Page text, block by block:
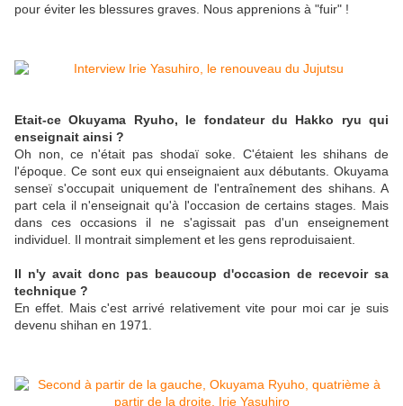
pour éviter les blessures graves. Nous apprenions à "fuir" !
Etait-ce Okuyama Ryuho, le fondateur du Hakko ryu qui
enseignait ainsi ?
Oh non, ce n'était pas shodaï soke. C'étaient les shihans de
l'époque. Ce sont eux qui enseignaient aux débutants. Okuyama
senseï s'occupait uniquement de l'entraînement des shihans. A
part cela il n'enseignait qu'à l'occasion de certains stages. Mais
dans ces occasions il ne s'agissait pas d'un enseignement
individuel. Il montrait simplement et les gens reproduisaient.
Il n'y avait donc pas beaucoup d'occasion de recevoir sa
technique ?
En effet. Mais c'est arrivé relativement vite pour moi car je suis
devenu shihan en 1971.